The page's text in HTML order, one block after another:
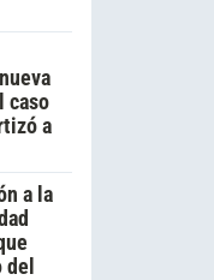
caso
a
a la